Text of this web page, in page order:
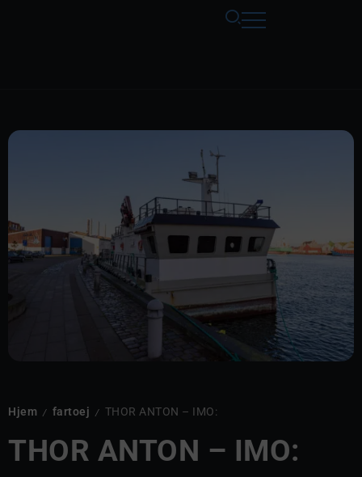
Hjem / fartoej / THOR ANTON – IMO:
THOR ANTON – IMO: